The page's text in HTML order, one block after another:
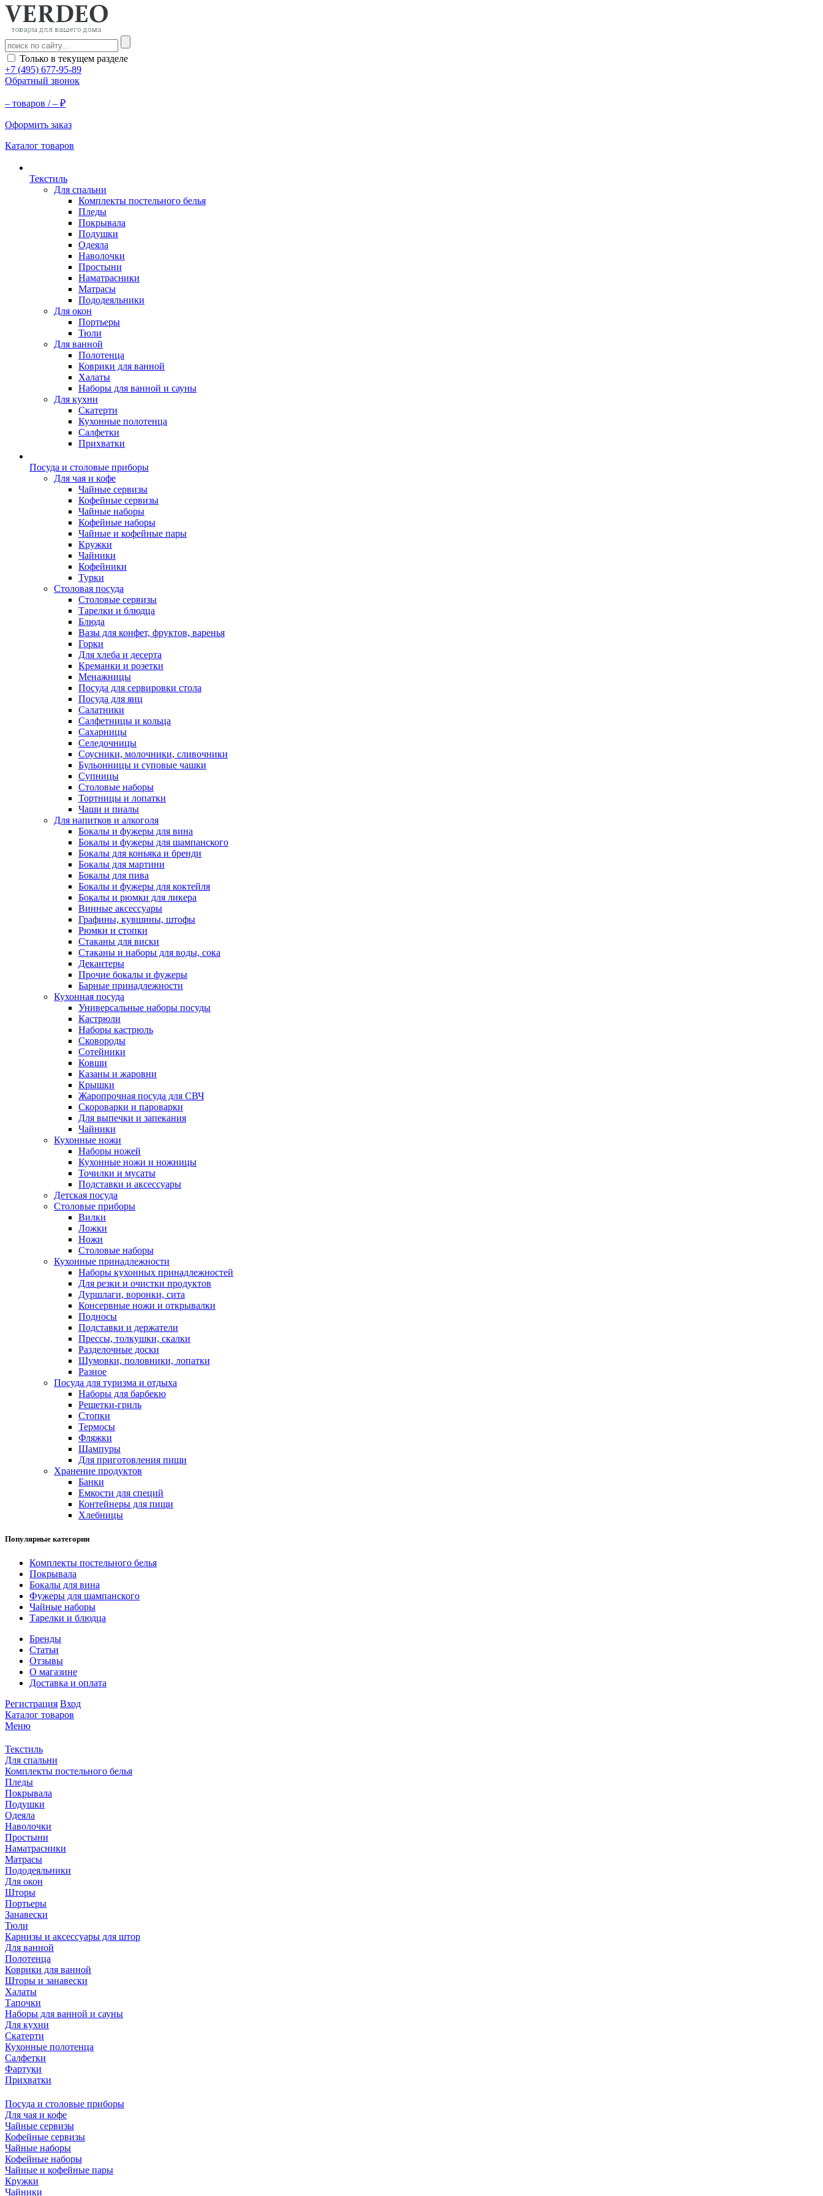
Только в текущем разделе
+7 (495) 677-95-89
Обратный звонок
– товаров /– ₽
Оформить заказ
Каталог товаров
Текстиль
Для спальни
Комплекты постельного белья
Пледы
Покрывала
Подушки
Одеяла
Наволочки
Простыни
Наматрасники
Матрасы
Пододеяльники
Для окон
Портьеры
Тюли
Для ванной
Полотенца
Коврики для ванной
Халаты
Наборы для ванной и сауны
Для кухни
Скатерти
Кухонные полотенца
Салфетки
Прихватки
Посуда и столовые приборы
Для чая и кофе
Чайные сервизы
Кофейные сервизы
Чайные наборы
Кофейные наборы
Чайные и кофейные пары
Кружки
Чайники
Кофейники
Турки
Столовая посуда
Столовые сервизы
Тарелки и блюдца
Блюда
Вазы для конфет, фруктов, варенья
Горки
Для хлеба и десерта
Креманки и розетки
Менажницы
Посуда для сервировки стола
Посуда для яиц
Салатники
Салфетницы и кольца
Сахарницы
Селедочницы
Соусники, молочники, сливочники
Бульонницы и суповые чашки
Супницы
Столовые наборы
Тортницы и лопатки
Чаши и пиалы
Для напитков и алкоголя
Бокалы и фужеры для вина
Бокалы и фужеры для шампанского
Бокалы для коньяка и бренди
Бокалы для мартини
Бокалы для пива
Бокалы и фужеры для коктейля
Бокалы и рюмки для ликера
Винные аксессуары
Графины, кувшины, штофы
Рюмки и стопки
Стаканы для виски
Стаканы и наборы для воды, сока
Декантеры
Прочие бокалы и фужеры
Барные принадлежности
Кухонная посуда
Универсальные наборы посуды
Кастрюли
Наборы кастрюль
Сковороды
Сотейники
Ковши
Казаны и жаровни
Крышки
Жаропрочная посуда для СВЧ
Скороварки и пароварки
Для выпечки и запекания
Чайники
Кухонные ножи
Наборы ножей
Кухонные ножи и ножницы
Точилки и мусаты
Подставки и аксессуары
Детская посуда
Столовые приборы
Вилки
Ложки
Ножи
Столовые наборы
Кухонные принадлежности
Наборы кухонных принадлежностей
Для резки и очистки продуктов
Дуршлаги, воронки, сита
Консервные ножи и открывалки
Подносы
Подставки и держатели
Прессы, толкушки, скалки
Разделочные доски
Шумовки, половники, лопатки
Разное
Посуда для туризма и отдыха
Наборы для барбекю
Решетки-гриль
Стопки
Термосы
Фляжки
Шампуры
Для приготовления пищи
Хранение продуктов
Банки
Емкости для специй
Контейнеры для пищи
Хлебницы
Популярные категории
Комплекты постельного белья
Покрывала
Бокалы для вина
Фужеры для шампанского
Чайные наборы
Тарелки и блюдца
Бренды
Статьи
Отзывы
О магазине
Доставка и оплата
Регистрация Вход
Каталог товаров
Меню
Текстиль
Для спальни
Комплекты постельного белья
Пледы
Покрывала
Подушки
Одеяла
Наволочки
Простыни
Наматрасники
Матрасы
Пододеяльники
Для окон
Шторы
Портьеры
Занавески
Тюли
Карнизы и аксессуары для штор
Для ванной
Полотенца
Коврики для ванной
Шторы и занавески
Халаты
Тапочки
Наборы для ванной и сауны
Для кухни
Скатерти
Кухонные полотенца
Салфетки
Фартуки
Прихватки
Посуда и столовые приборы
Для чая и кофе
Чайные сервизы
Кофейные сервизы
Чайные наборы
Кофейные наборы
Чайные и кофейные пары
Кружки
Чайники